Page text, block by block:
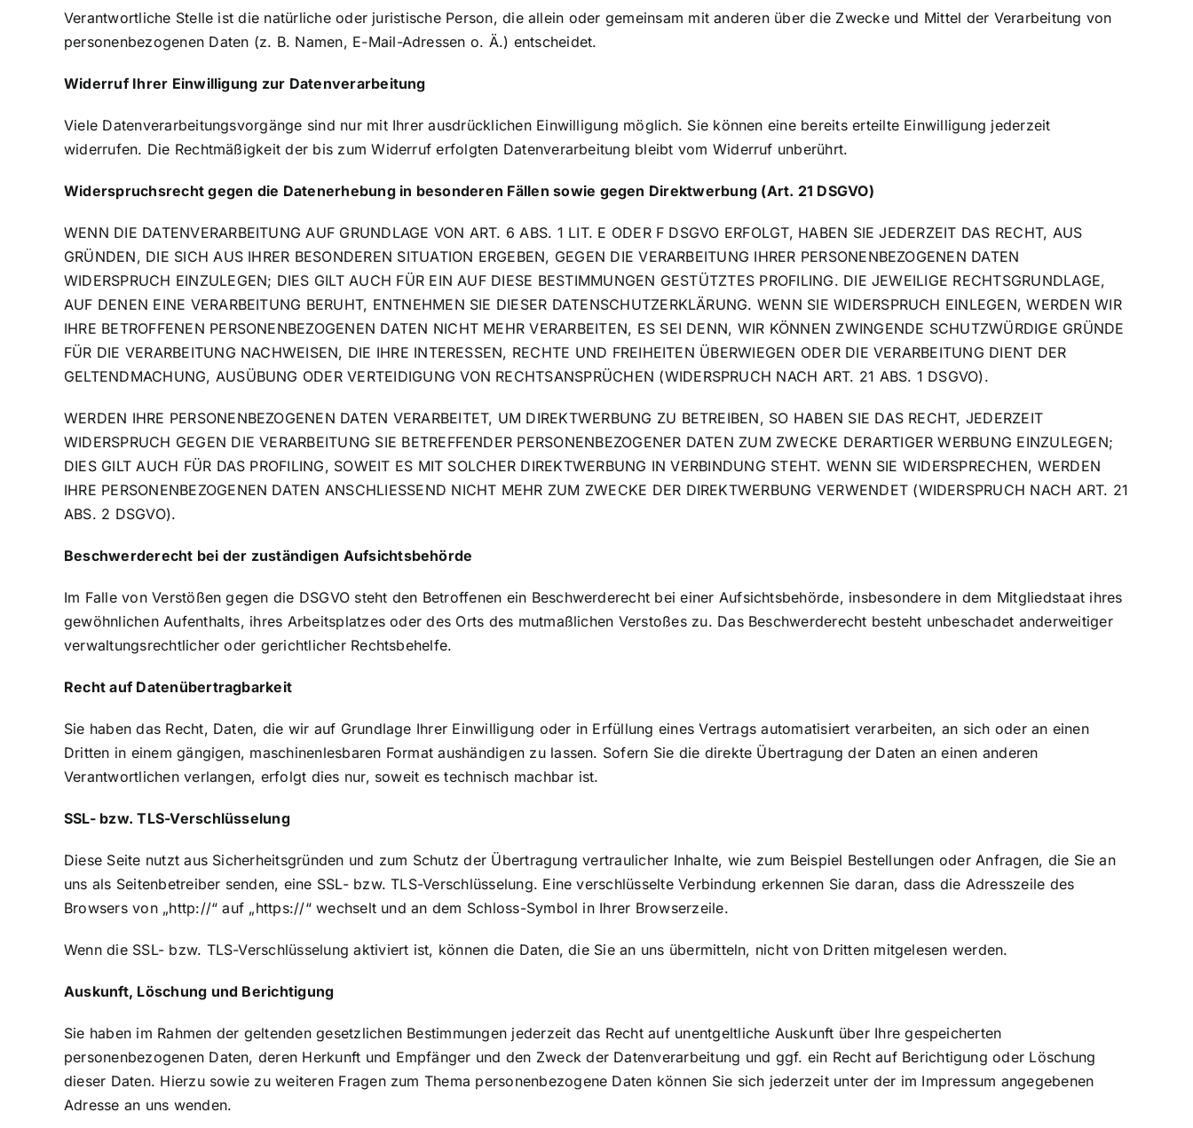
Verantwortliche Stelle ist die natürliche oder juristische Person, die allein oder gemeinsam mit anderen über die Zwecke und Mittel der Verarbeitung von
personenbezogenen Daten (z. B. Namen, E-Mail-Adressen o. Ä.) entscheidet.
Widerruf Ihrer Einwilligung zur Datenverarbeitung
Viele Datenverarbeitungsvorgänge sind nur mit Ihrer ausdrücklichen Einwilligung möglich. Sie können eine bereits erteilte Einwilligung jederzeit
widerrufen. Die Rechtmäßigkeit der bis zum Widerruf erfolgten Datenverarbeitung bleibt vom Widerruf unberührt.
Widerspruchsrecht gegen die Datenerhebung in besonderen Fällen sowie gegen Direktwerbung (Art. 21 DSGVO)
WENN DIE DATENVERARBEITUNG AUF GRUNDLAGE VON ART. 6 ABS. 1 LIT. E ODER F DSGVO ERFOLGT, HABEN SIE JEDERZEIT DAS RECHT, AUS
GRÜNDEN, DIE SICH AUS IHRER BESONDEREN SITUATION ERGEBEN, GEGEN DIE VERARBEITUNG IHRER PERSONENBEZOGENEN DATEN
WIDERSPRUCH EINZULEGEN; DIES GILT AUCH FÜR EIN AUF DIESE BESTIMMUNGEN GESTÜTZTES PROFILING. DIE JEWEILIGE RECHTSGRUNDLAGE,
AUF DENEN EINE VERARBEITUNG BERUHT, ENTNEHMEN SIE DIESER DATENSCHUTZERKLÄRUNG. WENN SIE WIDERSPRUCH EINLEGEN, WERDEN WIR
IHRE BETROFFENEN PERSONENBEZOGENEN DATEN NICHT MEHR VERARBEITEN, ES SEI DENN, WIR KÖNNEN ZWINGENDE SCHUTZWÜRDIGE GRÜNDE
FÜR DIE VERARBEITUNG NACHWEISEN, DIE IHRE INTERESSEN, RECHTE UND FREIHEITEN ÜBERWIEGEN ODER DIE VERARBEITUNG DIENT DER
GELTENDMACHUNG, AUSÜBUNG ODER VERTEIDIGUNG VON RECHTSANSPRÜCHEN (WIDERSPRUCH NACH ART. 21 ABS. 1 DSGVO).
WERDEN IHRE PERSONENBEZOGENEN DATEN VERARBEITET, UM DIREKTWERBUNG ZU BETREIBEN, SO HABEN SIE DAS RECHT, JEDERZEIT
WIDERSPRUCH GEGEN DIE VERARBEITUNG SIE BETREFFENDER PERSONENBEZOGENER DATEN ZUM ZWECKE DERARTIGER WERBUNG EINZULEGEN;
DIES GILT AUCH FÜR DAS PROFILING, SOWEIT ES MIT SOLCHER DIREKTWERBUNG IN VERBINDUNG STEHT. WENN SIE WIDERSPRECHEN, WERDEN
IHRE PERSONENBEZOGENEN DATEN ANSCHLIESSEND NICHT MEHR ZUM ZWECKE DER DIREKTWERBUNG VERWENDET (WIDERSPRUCH NACH ART. 21
ABS. 2 DSGVO).
Beschwerde­recht bei der zuständigen Aufsichts­behörde
Im Falle von Verstößen gegen die DSGVO steht den Betroffenen ein Beschwerderecht bei einer Aufsichtsbehörde, insbesondere in dem Mitgliedstaat ihres
gewöhnlichen Aufenthalts, ihres Arbeitsplatzes oder des Orts des mutmaßlichen Verstoßes zu. Das Beschwerderecht besteht unbeschadet anderweitiger
verwaltungsrechtlicher oder gerichtlicher Rechtsbehelfe.
Recht auf Daten­übertrag­barkeit
Sie haben das Recht, Daten, die wir auf Grundlage Ihrer Einwilligung oder in Erfüllung eines Vertrags automatisiert verarbeiten, an sich oder an einen
Dritten in einem gängigen, maschinenlesbaren Format aushändigen zu lassen. Sofern Sie die direkte Übertragung der Daten an einen anderen
Verantwortlichen verlangen, erfolgt dies nur, soweit es technisch machbar ist.
SSL- bzw. TLS-Verschlüsselung
Diese Seite nutzt aus Sicherheitsgründen und zum Schutz der Übertragung vertraulicher Inhalte, wie zum Beispiel Bestellungen oder Anfragen, die Sie an
uns als Seitenbetreiber senden, eine SSL- bzw. TLS-Verschlüsselung. Eine verschlüsselte Verbindung erkennen Sie daran, dass die Adresszeile des
Browsers von „http://“ auf „https://“ wechselt und an dem Schloss-Symbol in Ihrer Browserzeile.
Wenn die SSL- bzw. TLS-Verschlüsselung aktiviert ist, können die Daten, die Sie an uns übermitteln, nicht von Dritten mitgelesen werden.
Auskunft, Löschung und Berichtigung
Sie haben im Rahmen der geltenden gesetzlichen Bestimmungen jederzeit das Recht auf unentgeltliche Auskunft über Ihre gespeicherten
personenbezogenen Daten, deren Herkunft und Empfänger und den Zweck der Datenverarbeitung und ggf. ein Recht auf Berichtigung oder Löschung
dieser Daten. Hierzu sowie zu weiteren Fragen zum Thema personenbezogene Daten können Sie sich jederzeit unter der im Impressum angegebenen
Adresse an uns wenden.